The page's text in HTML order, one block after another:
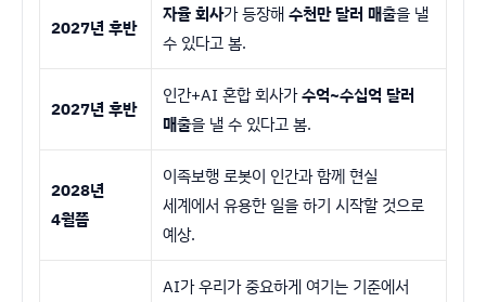
2027년 후반
자율 회사가 등장해수천만 달러 매출을 낼
수 있다고 봄.
2027년 후반
인간+AI 혼합 회사가수억~수십억 달러
매출을 낼 수 있다고 봄.
2028년
4월쯤
이족보행 로봇이 인간과 함께 현실
세계에서 유용한 일을 하기 시작할 것으로
예상.
AI가 우리가 중요하게 여기는 기준에서